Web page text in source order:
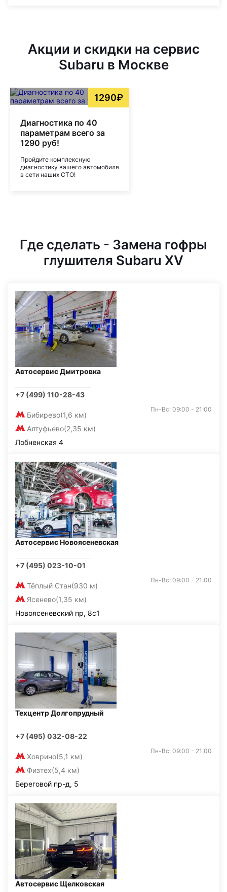
Акции и скидки на сервис
Subaru в Москве
1290₽
Диагностика по 40
параметрам всего за
1290 руб!
Пройдите комплексную
диагностику вашего автомобиля
в сети наших СТО!
Где сделать - Замена гофры
глушителя Subaru XV
Автосервис Дмитровка
+7 (499) 110-28-43
Бибирево(1,6 км)
Алтуфьево(2,35 км)
Пн-Вс: 09:00 - 21:00
Лобненская 4
Автосервис Новоясеневская
+7 (495) 023-10-01
Тёплый Стан(930 м)
Ясенево(1,35 км)
Пн-Вс: 09:00 - 21:00
Новоясеневский пр, 8с1
Техцентр Долгопрудный
+7 (495) 032-08-22
Ховрино(5,1 км)
Физтех(5,4 км)
Пн-Вс: 09:00 - 21:00
Береговой пр-д, 5
Автосервис Щелковская